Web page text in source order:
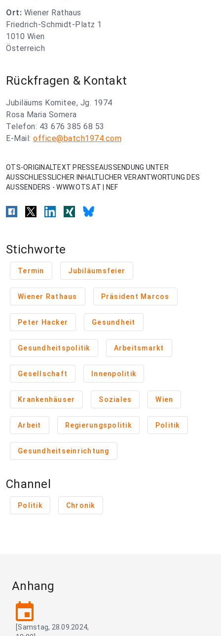
Ort: Wiener Rathaus
Friedrich-Schmidt-Platz 1
1010 Wien
Österreich
Rückfragen & Kontakt
Jubiläums Komitee, Jg. 1974
Rosa Maria Somera
Telefon: 43 676 385 68 53
E-Mail: office@batch1974.com
OTS-ORIGINALTEXT PRESSEAUSSENDUNG UNTER
AUSSCHLIESSLICHER INHALTLICHER VERANTWORTUNG DES
AUSSENDERS - WWW.OTS.AT | NEF
Stichworte
Termin Jubiläumsfeier
Wiener Rathaus Präsident Marcos
Peter Hacker Gesundheit
Gesundheitspolitik Arbeitsmarkt
Gesellschaft Innenpolitik
Krankenhäuser Soziales Wien
Arbeit Regierungspolitik Politik
Gesundheitseinrichtung
Channel
Politik Chronik
Anhang
event
[Samstag, 28.09.2024,